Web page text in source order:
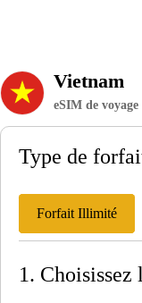
Vietnam
eSIM de voyage
Type de
Forfait Illimité
1. Choisissez